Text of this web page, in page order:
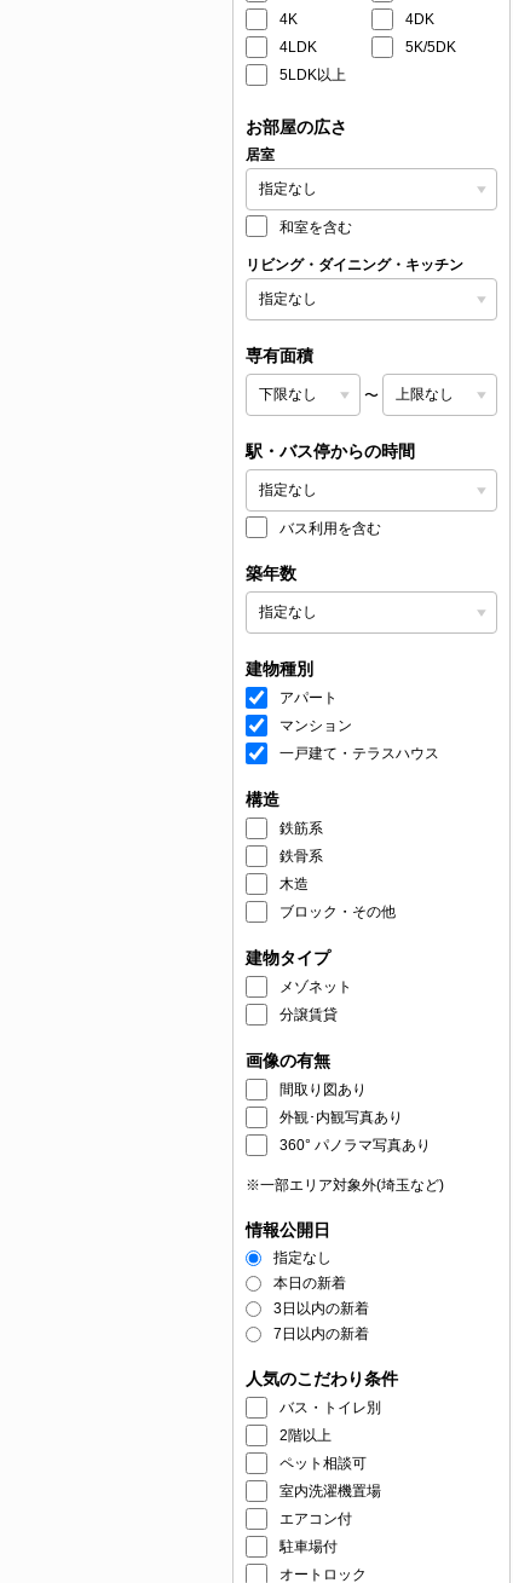
4K
4DK
4LDK
5K/5DK
5LDK以上
お部屋の広さ
居室
和室を含む
リビング・ダイニング・キッチン
専有面積
〜
駅・バス停からの時間
バス利用を含む
築年数
建物種別
アパート
マンション
一戸建て・テラスハウス
構造
鉄筋系
鉄骨系
木造
ブロック・その他
建物タイプ
メゾネット
分譲賃貸
画像の有無
間取り図あり
外観･内観写真あり
360° パノラマ写真あり
※一部エリア対象外(埼玉など)
情報公開日
指定なし
本日の新着
3日以内の新着
7日以内の新着
人気のこだわり条件
バス・トイレ別
2階以上
ペット相談可
室内洗濯機置場
エアコン付
駐車場付
オートロック